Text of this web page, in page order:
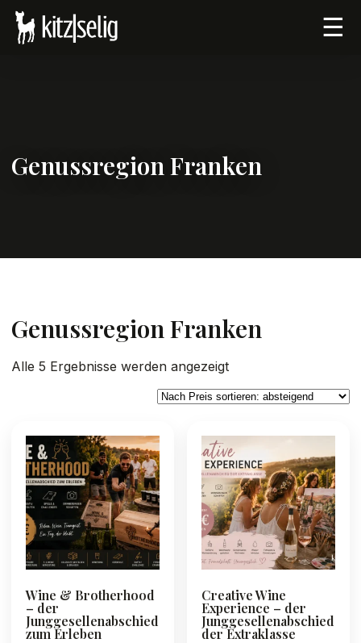
☰
Genussregion Franken
Genussregion Franken
Alle 5 Ergebnisse werden angezeigtNach
Preis
sortiert:
Wine & Brotherhood
– der
Junggesellenabschied
zum Erleben
Creative Wine
Experience – der
Junggesellenabschied
der Extraklasse